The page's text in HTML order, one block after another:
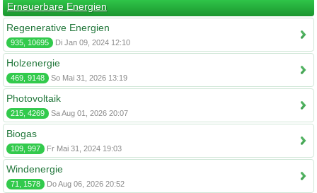
Erneuerbare Energien
Regenerative Energien
935, 10695 Di Jan 09, 2024 12:10
Holzenergie
469, 9148 So Mai 31, 2026 13:19
Photovoltaik
215, 4269 Sa Aug 01, 2026 20:07
Biogas
109, 997 Fr Mai 31, 2024 19:03
Windenergie
71, 1578 Do Aug 06, 2026 20:52